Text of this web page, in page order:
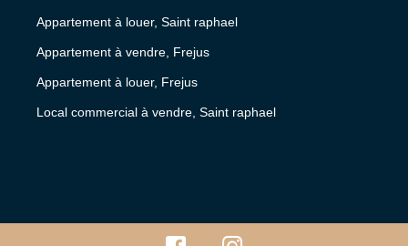
Appartement à louer, Saint raphael
Appartement à vendre, Frejus
Appartement à louer, Frejus
Local commercial à vendre, Saint raphael